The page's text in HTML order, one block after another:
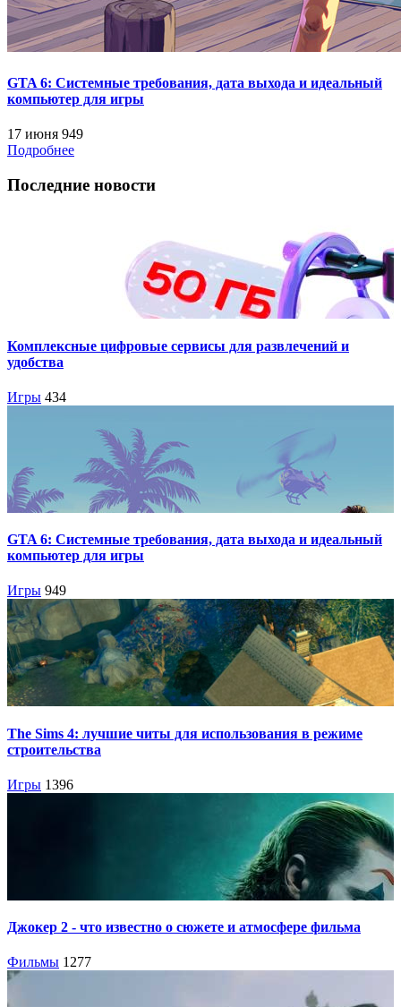
GTA 6: Системные требования, дата выхода и идеальный
компьютер для игры
17 июня 949
Подробнее
Последние новости
Комплексные цифровые сервисы для развлечений и
удобства
Игры 434
GTA 6: Системные требования, дата выхода и идеальный
компьютер для игры
Игры 949
The Sims 4: лучшие читы для использования в режиме
строительства
Игры 1396
Джокер 2 - что известно о сюжете и атмосфере фильма
Фильмы 1277